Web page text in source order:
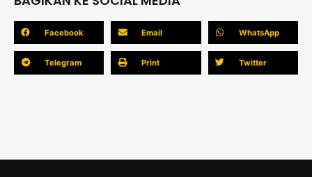
Facebook Email WhatsApp
Telegram Print Twitter